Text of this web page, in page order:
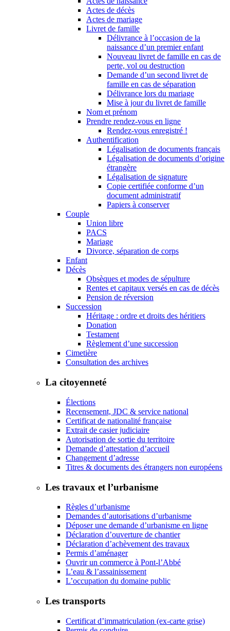
Actes de décès
Actes de mariage
Livret de famille
Délivrance à l’occasion de la
naissance d’un premier enfant
Nouveau livret de famille en cas de
perte, vol ou destruction
Demande d’un second livret de
famille en cas de séparation
Délivrance lors du mariage
Mise à jour du livret de famille
Nom et prénom
Prendre rendez-vous en ligne
Rendez-vous enregistré !
Authentification
Légalisation de documents français
Légalisation de documents d’origine
étrangère
Légalisation de signature
Copie certifiée conforme d’un
document administratif
Papiers à conserver
Couple
Union libre
PACS
Mariage
Divorce, séparation de corps
Enfant
Décès
Obsèques et modes de sépulture
Rentes et capitaux versés en cas de décès
Pension de réversion
Succession
Héritage : ordre et droits des héritiers
Donation
Testament
Règlement d’une succession
Cimetière
Consultation des archives
La citoyenneté
Élections
Recensement, JDC & service national
Certificat de nationalité française
Extrait de casier judiciaire
Autorisation de sortie du territoire
Demande d’attestation d’accueil
Changement d’adresse
Titres & documents des étrangers non européens
Les travaux et l’urbanisme
Règles d’urbanisme
Demandes d’autorisations d’urbanisme
Déposer une demande d’urbanisme en ligne
Déclaration d’ouverture de chantier
Déclaration d’achèvement des travaux
Permis d’aménager
Ouvrir un commerce à Pont-l’Abbé
L’eau & l’assainissement
L’occupation du domaine public
Les transports
Certificat d’immatriculation (ex-carte grise)